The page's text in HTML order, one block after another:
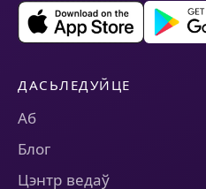
ДАСЬЛЕДУЙЦЕ
Аб
Блог
Цэнтр ведаў